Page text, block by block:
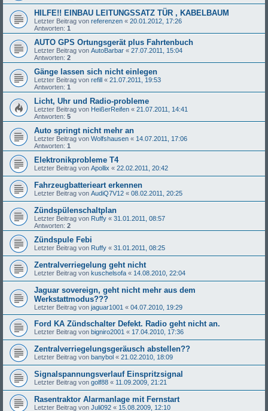
HILFE!! EINBAU LEITUNGSSATZ TÜR , KABELBAUM
Letzter Beitrag von referenzen « 20.01.2012, 17:26
Antworten: 1
AUTO GPS Ortungsgerät plus Fahrtenbuch
Letzter Beitrag von AutoBarbar « 27.07.2011, 15:04
Antworten: 2
Gänge lassen sich nicht einlegen
Letzter Beitrag von refill « 21.07.2011, 19:53
Antworten: 1
Licht, Uhr und Radio-probleme
Letzter Beitrag von HeißerReifen « 21.07.2011, 14:41
Antworten: 5
Auto springt nicht mehr an
Letzter Beitrag von Wolfshausen « 14.07.2011, 17:06
Antworten: 1
Elektronikprobleme T4
Letzter Beitrag von Apollix « 22.02.2011, 20:42
Fahrzeugbatterieart erkennen
Letzter Beitrag von AudiQ7V12 « 08.02.2011, 20:25
Zündspülenschaltplan
Letzter Beitrag von Ruffy « 31.01.2011, 08:57
Antworten: 2
Zündspule Febi
Letzter Beitrag von Ruffy « 31.01.2011, 08:25
Zentralverriegelung geht nicht
Letzter Beitrag von kuschelsofa « 14.08.2010, 22:04
Jaguar sovereign, geht nicht mehr aus dem
Werkstattmodus???
Letzter Beitrag von jaguar1001 « 04.07.2010, 19:29
Ford KA Zündschalter Defekt. Radio geht nicht an.
Letzter Beitrag von bigniro2001 « 17.04.2010, 17:36
Zentralverriegelungsgeräusch abstellen??
Letzter Beitrag von banybol « 21.02.2010, 18:09
Signalspannungsverlauf Einspritzsignal
Letzter Beitrag von golf88 « 11.09.2009, 21:21
Rasentraktor Alarmanlage mit Fernstart
Letzter Beitrag von Juli092 « 15.08.2009, 12:10